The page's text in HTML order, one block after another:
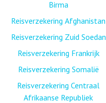
Birma
Reisverzekering Afghanistan
Reisverzekering Zuid Soedan
Reisverzekering Frankrijk
Reisverzekering Somalië
Reisverzekering Centraal
Afrikaanse Republiek